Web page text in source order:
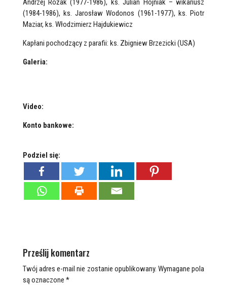
Andrzej Rożak (1977-1986), ks. Julian Hojniak – wikariusz
(1984-1986), ks. Jarosław Wodonos (1961-1977), ks. Piotr
Maziar, ks. Włodzimierz Hajdukiewicz
Kapłani pochodzący z parafii: ks. Zbigniew Brzezicki (USA)
Galeria:
Video:
Konto bankowe:
Podziel się:
Prześlij komentarz
Twój adres e-mail nie zostanie opublikowany. Wymagane pola
są oznaczone *